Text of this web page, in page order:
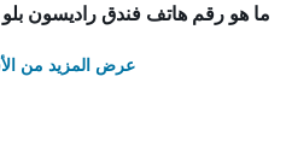
ما هو رقم هاتف فندق راديسون بلو
عرض المزيد من